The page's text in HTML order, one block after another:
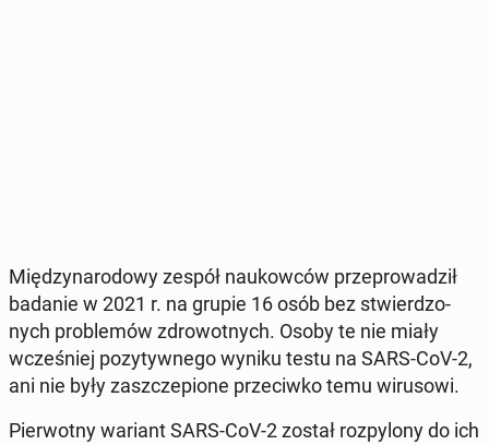
Mię­dzy­na­ro­do­wy zespół na­ukow­ców prze­pro­wa­dził
badanie w 2021 r. na grupie 16 osób bez stwier­dzo­
nych pro­ble­mów zdro­wot­nych. Osoby te nie miały
wcze­śniej po­zy­tyw­ne­go wyniku testu na SARS-CoV-2,
ani nie były za­szcze­pio­ne prze­ciw­ko temu wi­ru­so­wi.
Pier­wot­ny wariant SARS-CoV-2 został roz­py­lo­ny do ich